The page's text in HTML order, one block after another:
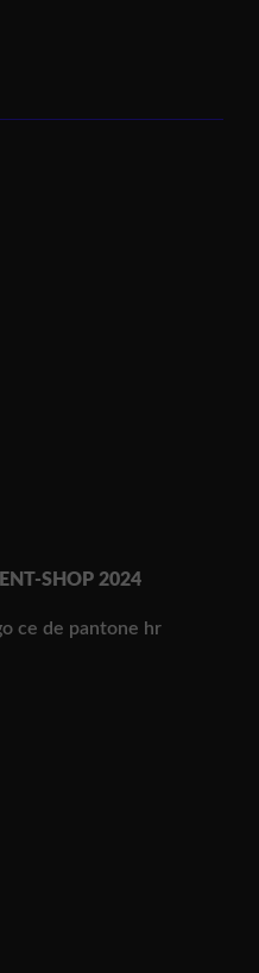
SHOP 2024